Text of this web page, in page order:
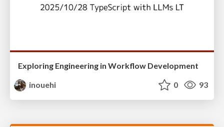
Exploring Engineering in Workflow Development
inouehi
0 93